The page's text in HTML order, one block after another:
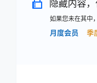
隐藏内容
如果您未在其中
月度会员 季